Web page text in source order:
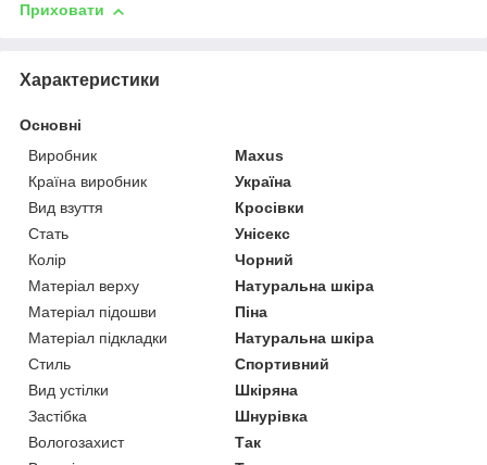
Приховати
Характеристики
Основні
Виробник
Maxus
Країна виробник
Україна
Вид взуття
Кросівки
Стать
Унісекс
Колір
Чорний
Матеріал верху
Натуральна шкіра
Матеріал підошви
Піна
Матеріал підкладки
Натуральна шкіра
Стиль
Спортивний
Вид устілки
Шкіряна
Застібка
Шнурівка
Вологозахист
Так